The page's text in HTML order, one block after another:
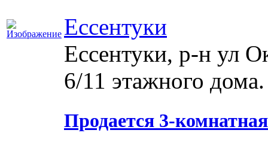
Ессентуки
Ессентуки, р-н ул
6/11 этажного
Продается 3-